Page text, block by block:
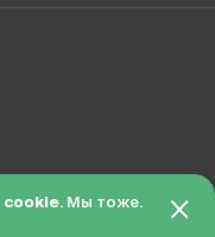
cookie. Мы тоже.